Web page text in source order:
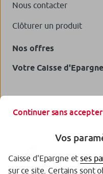
Nous contacter
Clôturer un produit
Nos offres
Votre Caisse d'Epargne
Continuer sans accepter
Vos
Caisse d'Epargne etses
sur ce site. Certains sont